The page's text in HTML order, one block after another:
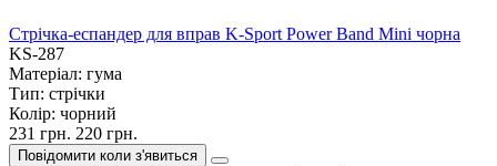
Стрічка-еспандер для вправ K-Sport Power Band Mini чорна
KS-287
Матеріал: гума
Тип: стрічки
Колір: чорний
231 грн. 220 грн.
Повідомити коли з'явиться